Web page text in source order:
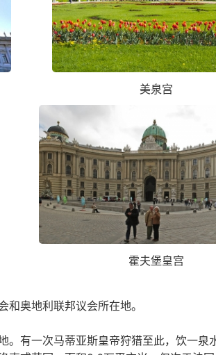
美泉宫
霍夫堡皇宫
奥地利联邦议会所在地。
。有一次马蒂亚斯皇帝狩猎至此，饮一